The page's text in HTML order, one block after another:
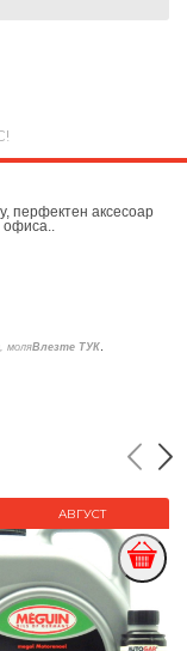
перфектен аксесоар
моляВлезте ТУК
АВГУСТ